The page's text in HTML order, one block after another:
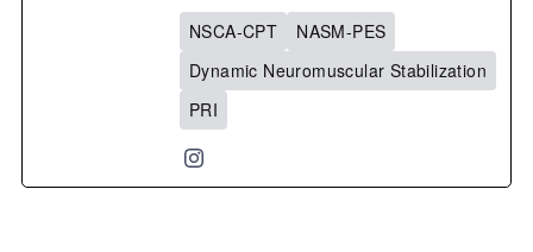
NSCA-CPT
NASM-PES
Dynamic Neuromuscular Stabilization
PRI